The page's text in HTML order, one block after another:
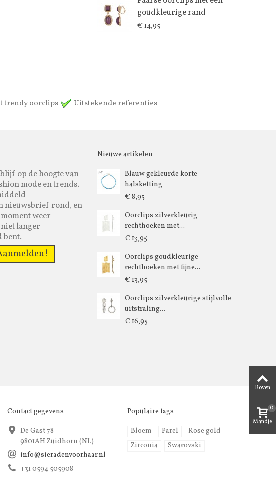
goudkleurige rand
€ 14,95
trendy oorclips Uitstekende referenties
op de hoogte van
mode en trends.
nieuwsbrief rond, en
weer
langer
bent.
Nieuwe artikelen
Blauw gekleurde korte
halsketting
€ 8,95
Oorclips zilverkleurig
rechthoeken met...
€ 13,95
Oorclips goudkleurige
rechthoeken met fijne...
€ 13,95
Oorclips zilverkleurige stijlvolle
uitstraling...
€ 16,95
Contact gegevens
De Gast 78
9801AH Zuidhorn (NL)
info@sieradenvoorhaar.nl
+31 0594 505908
Populaire tags
Bloem Parel
Rose gold
Zirconia
Swarovski
Boven
Mandje
0